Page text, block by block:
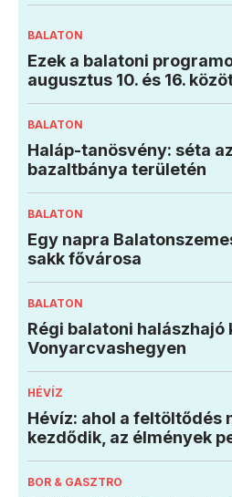
BALATON
Ezek a balatoni
augusztus 10. és 16.
BALATON
Haláp-tanösvény: séta
bazaltbánya területén
BALATON
Egy napra
sakk fővárosa
BALATON
Régi balatoni
Vonyarcvashegyen
HÉVÍZ
Hévíz: ahol a feltöltődés
kezdődik, az élmények
BOR & GASZTRO